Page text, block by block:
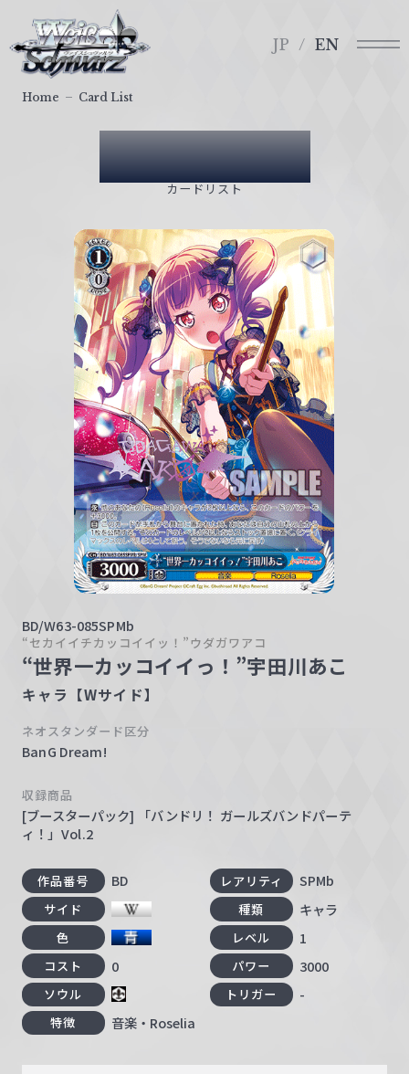
ァ
イ
JP EN
Card List
カードリスト
Home Card List
BD/W63-085SPMb
“セカイイチカッコイイッ！”ウダガワアコ
“世界一カッコイイっ！”宇田川あこ
キャラ【Wサイド】
ネオスタンダード区分
BanG Dream!
収録商品
[ブースターパック] 「バンドリ！ ガールズバンドパーテ
ィ！」Vol.2
作品番号 BD レアリティ SPMb
サイド 種類 キャラ
色 レベル 1
コスト 0 パワー 3000
ソウル トリガー -
特徴 音楽・Roselia